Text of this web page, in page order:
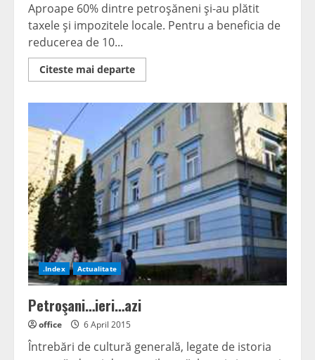
Aproape 60% dintre petroşăneni şi-au plătit
taxele şi impozitele locale. Pentru a beneficia de
reducerea de 10...
Citeste mai departeRead
more
bine
de
jumătate
au
trecut
pe
la
ghişeul
de
plăţi
.Index Actualitate
Petroşani…ieri…azi
office 6 April 2015
Întrebări de cultură generală, legate de istoria